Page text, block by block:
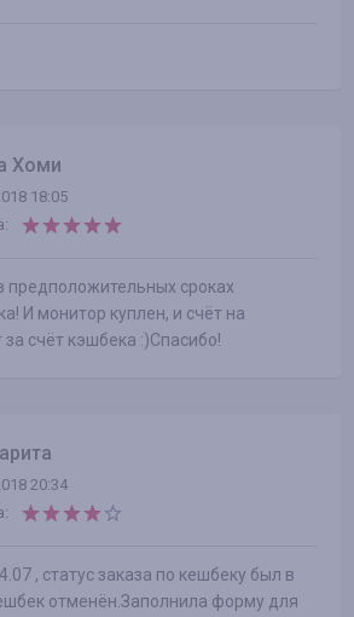
Хоми
18:05
предположительных сроках
И монитор куплен, и счёт на
за счёт кэшбека :)Спасибо!
20:34
, статус заказа по кешбеку был в
отменён.Заполнила форму для